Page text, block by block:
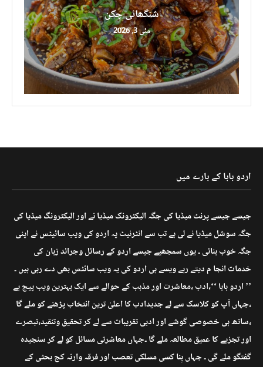
شنگھائی چکن
مئی 3, 2026
اردو بابا کے بارے میں
جیسے جیسے پرنٹ میڈیا کی جگہ الیکٹرونک میڈیا نے اور الیکٹرونگ میڈیا کی
جگہ سوشل میڈیا نے لی ہے تب سے انٹرنیٹ پہ اردو کی ویب سائیٹس نے اپنی
جگہ خوب بنائی ۔ یوں سمجھیے جیسے اردو کے رسائل وجرائد زبان کی
خدمات انجا م دیتے رہے ویسے ہی اردو کی یہ ویب سائٹس بھی دے رہی ہیں ۔
’’ اردو بابا ‘‘،ادب ،معاشرت اور مذہب کے حوالے سے ایک بہترین ویب پیج ہے
،جہاں آپ کو کلاسک سے لے جدیدادب کا اعلیٰ ترین انتخاب پڑھنے کو ملے گا
،ساتھ ہی خصوصی گوشے اور ادبی تقریبات سے لے کر تحقیق وتنقید،تبصرے
اور تجزیے کا عمیق مطالعہ ملے گا ۔جہاں معاشرتی مسائل کو لے کر سنجیدہ
گفتگو ملے گی ۔ جہاں بِنا کسی مسلکی تعصب اور فرقہ وارنہ کج بحثی کے